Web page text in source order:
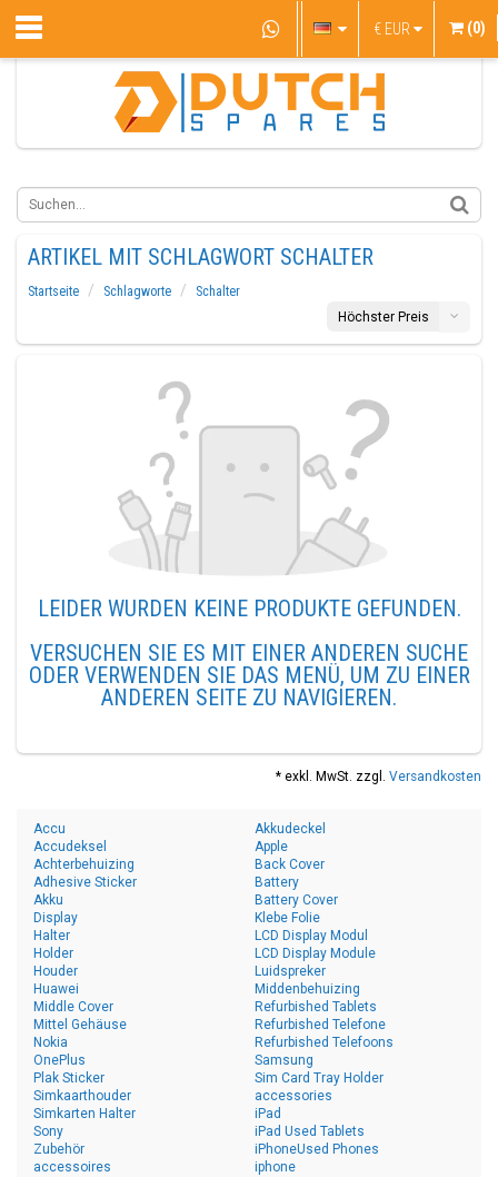
€ EUR (0)
ARTIKEL MIT SCHLAGWORT SCHALTER
Startseite Schlagworte
Schalter
Höchster Preis
LEIDER WURDEN KEINE PRODUKTE GEFUNDEN.
VERSUCHEN SIE ES MIT EINER ANDEREN SUCHE
ODER VERWENDEN SIE DAS MENÜ, UM ZU EINER
ANDEREN SEITE ZU NAVIGIEREN.
* exkl. MwSt. zzgl. Versandkosten
Accu
Accudeksel
Achterbehuizing
Adhesive Sticker
Akku
Akkudeckel
Apple
Back Cover
Battery
Battery Cover
Display
Halter
Holder
Houder
Huawei
Klebe Folie
LCD Display Modul
LCD Display Module
Luidspreker
Middenbehuizing
Middle Cover
Mittel Gehäuse
Nokia
OnePlus
Plak Sticker
Refurbished Tablets
Refurbished Telefone
Refurbished Telefoons
Samsung
Sim Card Tray Holder
Simkaarthouder
Simkarten Halter
Sony
Zubehör
accessoires
accessories
iPad
iPad Used Tablets
iPhoneUsed Phones
iphone